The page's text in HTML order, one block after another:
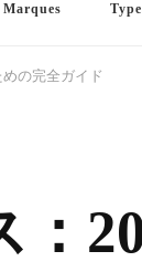
Marques
の完全ガイド